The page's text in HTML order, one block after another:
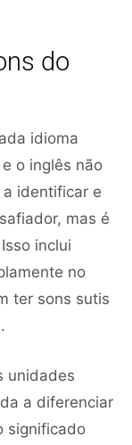
do
idioma
o inglês não
identificar e
mas é
inclui
no
ter sons sutis
unidades
a diferenciar
significado